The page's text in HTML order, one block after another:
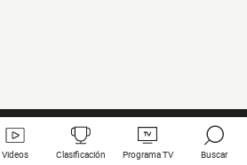
Videos Clasificación Programa TV Buscar